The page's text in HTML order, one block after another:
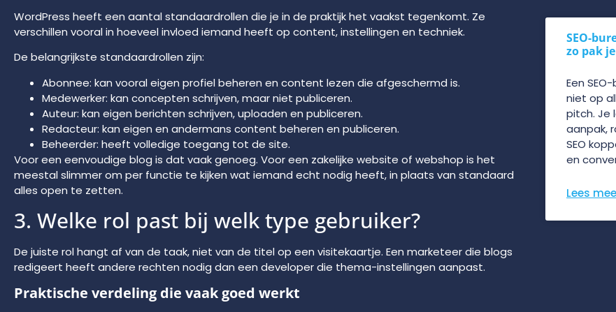
WordPress heeft een aantal standaardrollen die je in de praktijk het vaakst tegenkomt. Ze
verschillen vooral in hoeveel invloed iemand heeft op content, instellingen en techniek.
De belangrijkste standaardrollen zijn:
Abonnee: kan vooral eigen profiel beheren en content lezen die afgeschermd is.
Medewerker: kan concepten schrijven, maar niet publiceren.
Auteur: kan eigen berichten schrijven, uploaden en publiceren.
Redacteur: kan eigen en andermans content beheren en publiceren.
Beheerder: heeft volledige toegang tot de site.
Voor een eenvoudige blog is dat vaak genoeg. Voor een zakelijke website of webshop is het
meestal slimmer om per functie te kijken wat iemand echt nodig heeft, in plaats van standaard
alles open te zetten.
3. Welke rol past bij welk type gebruiker?
De juiste rol hangt af van de taak, niet van de titel op een visitekaartje. Een marketeer die blogs
redigeert heeft andere rechten nodig dan een developer die thema-instellingen aanpast.
Praktische verdeling die vaak goed werkt
SEO-
zo pak
Een
niet op
pitch. Je
aanpak,
SEO
en
Lees